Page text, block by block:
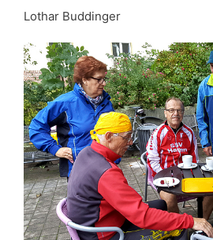
Lothar Buddinger